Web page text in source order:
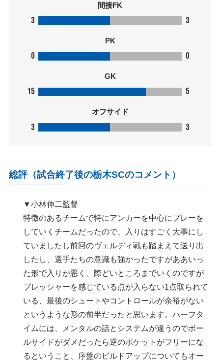
間接FK
3 3
PK
0 0
GK
15 5
オフサイド
3 3
総評（試合終了後の栃木SCのコメント）
▼小林伸二監督
特徴のあるチームで特にアンカーを中心にプレーを
していくチームだったので、入りはすごく大事にし
ていましたし前回のヴェルディ戦も踏まえて送り出
したし、選手たちの意識も強かったですがああいっ
た形で入りが悪く、際どいところまでいくのですが
プレッシャーを感じている点が入らない1点取られて
いる、最後のシュートやコントロールが余裕がない
というような形の前半だったと思います。ハーフタ
イムには、メンタルの話とシステムが違うのでボー
ルサイドがダメだったら逆のポケットがフリーにな
るということ、序盤のビルドアップについてもオー